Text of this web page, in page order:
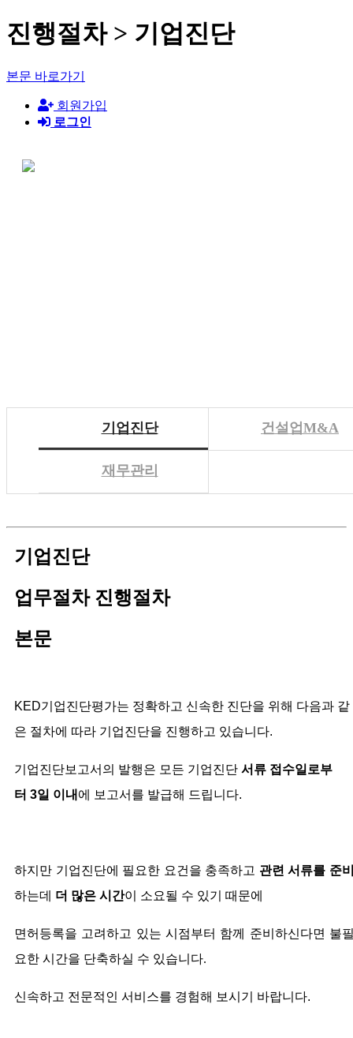
진행절차 > 기업진단
본문 바로가기
회원가입
로그인
기업진단 건설업M&A
재무관리
기업진단
업무절차진행절차
본문
KED기업진단평가는 정확하고 신속한 진단을 위해 다음과 같
은 절차에 따라 기업진단을 진행하고 있습니다.
기업진단보고서의 발행은 모든 기업진단 서류 접수일로부
터 3일 이내 에 보고서를 발급해 드립니다.
하지만 기업진단에 필요한 요건을 충족하고 관련 서류를 준
하는데 더 많은 시간이 소요될 수 있기 때문에
면허등록을 고려하고 있는 시점부터 함께 준비하신다면 불
요한 시간을 단축하실 수 있습니다.
신속하고 전문적인 서비스를 경험해 보시기 바랍니다.